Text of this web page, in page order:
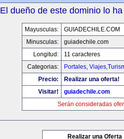
El dueño de este dominio lo
Mayusculas:
GUIADECHILE.COM
Minusculas:
guiadechile.com
Longitud:
11 caracteres
Categorias:
Portales,
Precio:
Realizar una oferta!
Visitar!
guiadechile.com
Serán consideradas
Realizar una Oferta